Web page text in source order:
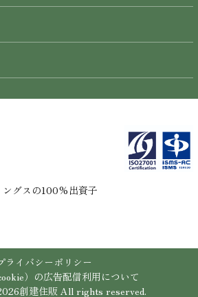
ングスの100%出資子
ライバシーポリシー
）の広告配信利用について
創建住販 All rights reserved.